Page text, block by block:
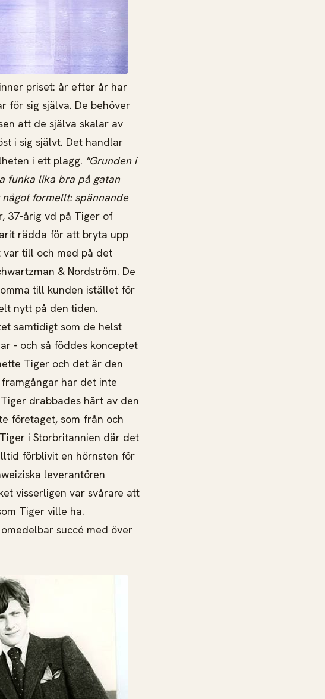
priset: år efter år har
för sig själva. De behöver
att de själva skalar av
i sig självt. Det handlar
i ett plagg. "Grunden i
funka lika bra på gatan
formellt: spännande
37-årig vd på Tiger of
rädda för att bryta upp
till och med på det
& Nordström. De
till kunden istället för
nytt på den tiden.
samtidigt som de helst
- och så föddes konceptet
Tiger och det är den
har det inte
drabbades hårt av den
företaget, som från och
i Storbritannien där det
förblivit en hörnsten för
leverantören
visserligen var svårare att
Tiger ville ha.
succé med över